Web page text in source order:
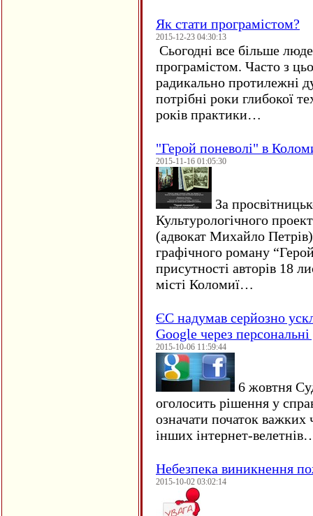
Як стати програмістом?
2015-12-23 04:30:13
Сьогодні все більше
програмістом. Часто з
радикально протилежні
потрібні роки глибокої
років практики…
"Герой поневолі" в
2015-11-16 01:05:30
За
Культурологічного
(адвокат Михайло
графічного роману
присутності авторів 18
місті Коломиї…
ЄC надумав серйозно
Google через персональні
2015-10-06 11:59:44
6 жовтня
оголосить рішення у
означати початок важких
інших інтернет-
Небезпека виникнення
2015-10-02 03:02:14